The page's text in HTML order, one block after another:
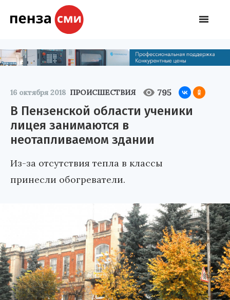
16 октября 2018 ПРОИСШЕСТВИЯ 795
В Пензенской области ученики
лицея занимаются в
неотапливаемом здании
Из-за отсутствия тепла в классы
принесли обогреватели.